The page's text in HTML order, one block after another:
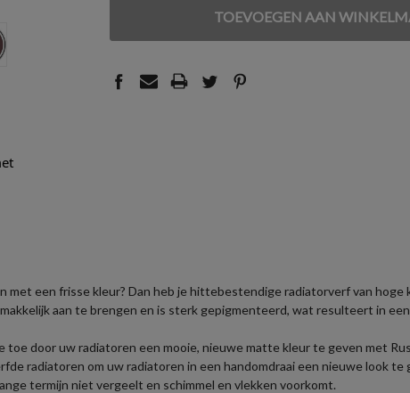
UNDEFINEDUNDEFINED
met een frisse kleur? Dan heb je hittebestendige radiatorverf van
aan te brengen en is sterk gepigmenteerd, wat resulteert in
door uw radiatoren een mooie, nieuwe matte kleur te geven met
radiatoren om uw radiatoren in een handomdraai een nieuwe look te
termijn niet vergeelt en schimmel en vlekken voorkomt.